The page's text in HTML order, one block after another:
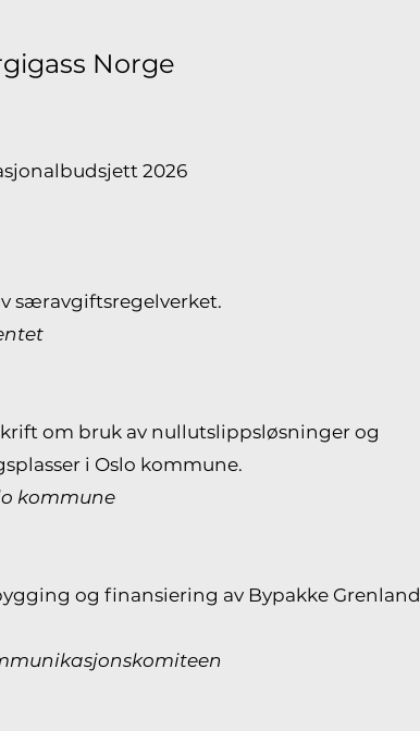
Norge
2026
særavgiftsregelverket.
om bruk av nullutslippsløsninger og
i Oslo kommune.
kommune
og finansiering av Bypakke Grenland